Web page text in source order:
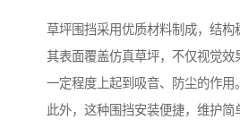
草坪围挡采用优质材料制成，结构
其表面覆盖仿真草坪，不仅视觉效
一定程度上起到吸音、防尘的作用。
此外，这种围挡安装便捷，维护简